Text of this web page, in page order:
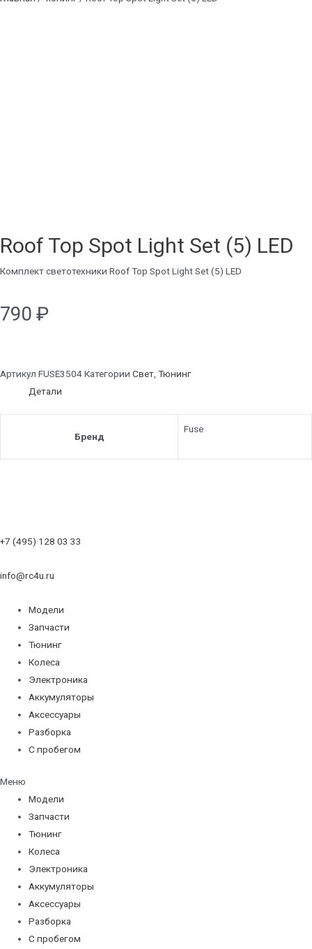
Roof Top Spot Light Set (5) LED
Комплект светотехники Roof Top Spot Light Set (5) LED
790 ₽
Артикул FUSE3504Категории Свет Тюнинг
Детали
Бренд
Fuse
+7 (495) 128 03 33
info@rc4u.ru
Модели
Запчасти
Тюнинг
Колеса
Электроника
Аккумуляторы
Аксессуары
Разборка
С пробегом
Меню
Модели
Запчасти
Тюнинг
Колеса
Электроника
Аккумуляторы
Аксессуары
Разборка
С пробегом